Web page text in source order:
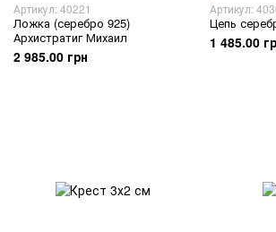
Артикул: 40221
Ложка (серебро 925)
Архистратиг Михаил
2 985.00 грн
Артикул:
Цепь
1 485.00